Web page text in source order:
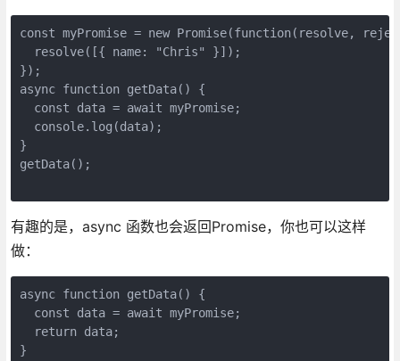
const myPromise = new Promise(function(resolve,
  resolve([{ name: "Chris" }]);
});
async function getData() {
  const data = await myPromise;
  console.log(data);
}
getData();
有趣的是，async 函数也会返回Promise，你也可以这样
做：
async function getData() {
  const data = await myPromise;
  return data;
}